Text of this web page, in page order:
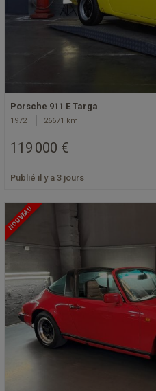
Porsche 911 E Targa
1972 26671 km
119 000 €
Publié il y a 3 jours
NOUVEAU